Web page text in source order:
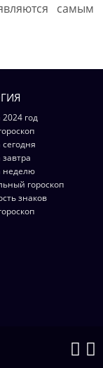
самым
2024 год
сегодня
завтра
неделю
гороскоп
знаков